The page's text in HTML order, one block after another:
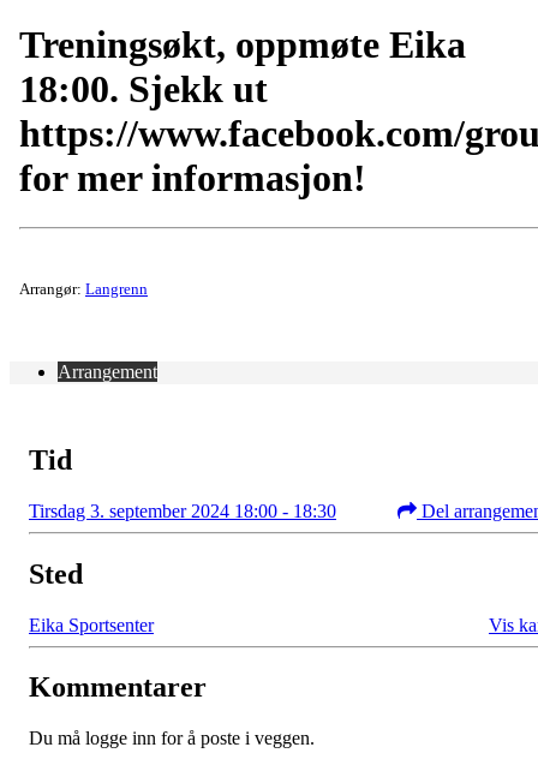
Treningsøkt, oppmøte Eika
18:00. Sjekk ut
https://www.facebook.com/
for mer informasjon!
Arrangør: Langrenn
Arrangement
Tid
Tirsdag 3. september 2024 18:00 - 18:30 Del
Sted
Eika Sportsenter Vis
Kommentarer
Du må logge inn for å poste i veggen.